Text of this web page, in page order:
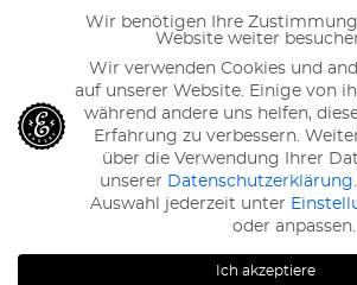
Amazon ERP Playlist
Amazon Internationalisierung
Im Magazin...
Amazon-Tutorials
Bewertungen auf ProvenExpert.com
Wir benötigen Ihre
Website weiter
Wir verwenden Cookies und
auf unserer Website. Einige von
während andere uns helfen,
Erfahrung zu verbessern.
über die Verwendung Ihrer
unserer Datenschutzerklärung
Auswahl jederzeit unter
oder anpassen.
Ich akzeptiere